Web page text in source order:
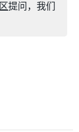
提问，我们